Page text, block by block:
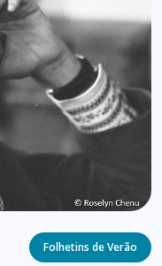
Categories
Folhetins de Verão